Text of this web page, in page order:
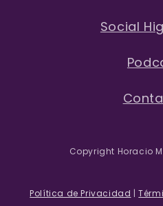
Social
Copyright Horacio
Política de Privacidad |